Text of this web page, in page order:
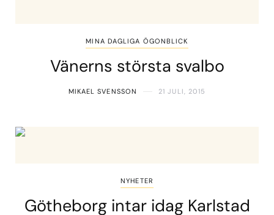
MINA DAGLIGA ÖGONBLICK
Vänerns största svalbo
MIKAEL SVENSSON 21 JULI, 2015
NYHETER
Götheborg intar idag Karlstad